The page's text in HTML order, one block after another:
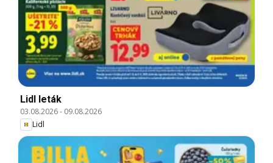
Lidl leták
03.08.2026- 09.08.2026
Lidl